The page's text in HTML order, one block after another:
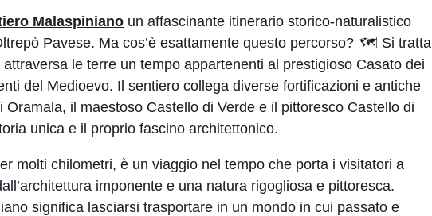
Malaspiniano un affascinante itinerario storico-naturalistico
Pavese. Ma cos’è esattamente questo percorso? 🗺️ Si tratta
le terre un tempo appartenenti al prestigioso Casato dei
del Medioevo. Il sentiero collega diverse fortificazioni e antiche
il maestoso Castello di Verde e il pittoresco Castello di
unica e il proprio fascino architettonico.
molti chilometri, è un viaggio nel tempo che porta i visitatori a
imponente e una natura rigogliosa e pittoresca.
significa lasciarsi trasportare in un mondo in cui passato e